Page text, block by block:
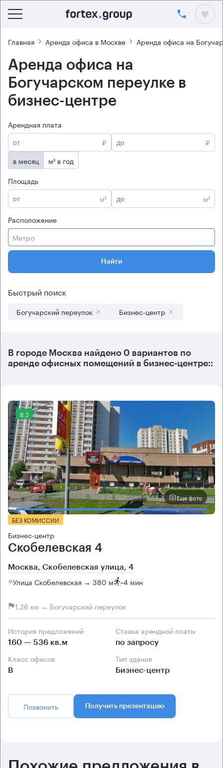
Главная Аренда офиса в Москве Аренда офиса на
Аренда офиса на
Богучарском переулке в
бизнес-центре
Арендная плата
₽
₽
в месяц
м² в год
Площадь
м²
м²
Расположение
Метро
Найти
Быстрый поиск
Богучарский переулок Бизнес-центр
В городе Москва найдено 0 вариантов по
аренде офисных помещений в бизнес-центре::
8.2
Еще фото
БЕЗ КОМИССИИ
Бизнес-центр
Скобелевская 4
Москва, Скобелевская улица, 4
Улица Скобелевская → 380 м ~4 мин
1.26 км → Богучарский переулок
История предложений
160 — 536 кв.м
Ставка арендной платы
по запросу
Класс офисов
B
Тип здания
Бизнес-центр
Позвонить Получить презентацию